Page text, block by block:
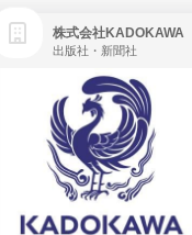
株式会社KADOKAWA
出版社・新聞社